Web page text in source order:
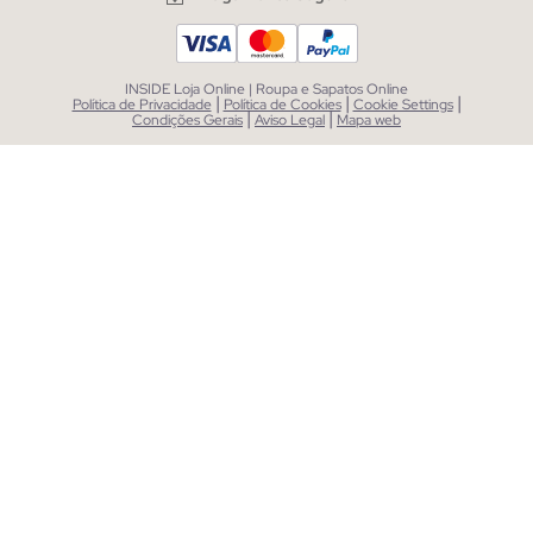
INSIDE Loja Online | Roupa e Sapatos Online
Política de Privacidade | Política de Cookies | Cookie Settings |
Condições Gerais|Aviso Legal| Mapa web